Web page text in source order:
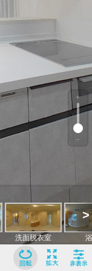
洗面脱衣室
>
﹢
﹣